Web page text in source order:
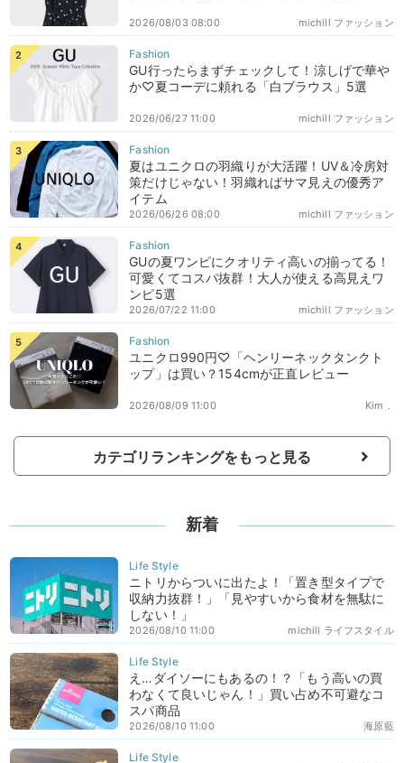
michill ファッション
2026/08/03 08:00
GU行ったらまずチェックして！涼しげで華や
か♡夏コーデに頼れる「白ブラウス」5選
michill ファッション
2026/06/27 11:00
夏はユニクロの羽織りが大活躍！UV＆冷房対
策だけじゃない！羽織ればサマ見えの優秀ア
イテム
michill ファッション
2026/06/26 08:00
GUの夏ワンピにクオリティ高いの揃ってる！
可愛くてコスパ抜群！大人が使える高見えワ
ンピ5選
michill ファッション
2026/07/22 11:00
ユニクロ990円♡「ヘンリーネックタンクト
ップ」は買い？154cmが正直レビュー
Kim．
2026/08/09 11:00
カテゴリランキングをもっと見る
新着
ニトリからついに出たよ！「置き型タイプで
収納力抜群！」「見やすいから食材を無駄に
しない！」
michill ライフスタイル
2026/08/10 11:00
え…ダイソーにもあるの！？「もう高いの買
わなくて良いじゃん！」買い占め不可避なコ
スパ商品
海原藍
2026/08/10 11:00